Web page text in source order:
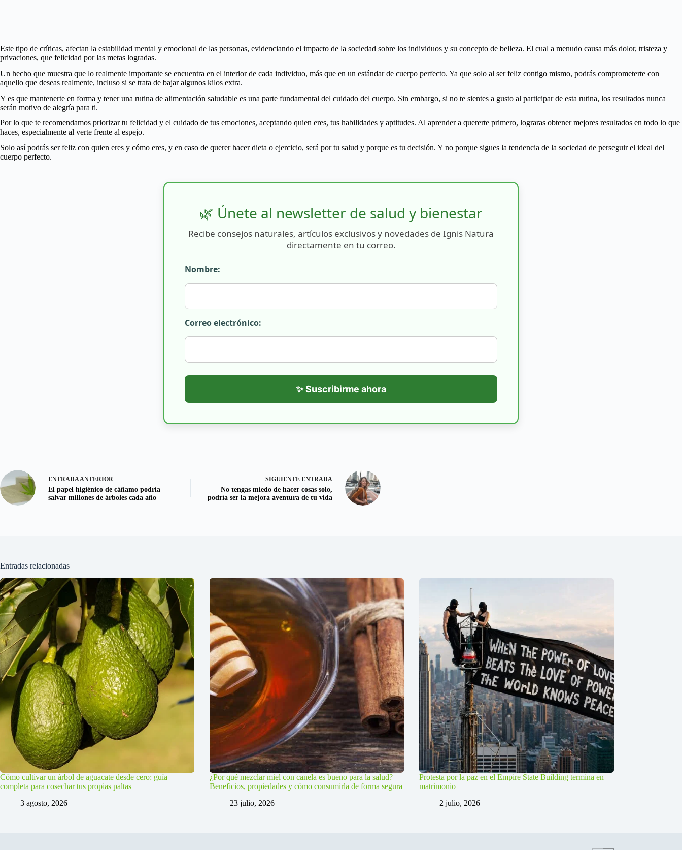
Este tipo de críticas, afectan la estabilidad mental y emocional de las personas, evidenciando el impacto de la sociedad sobre los individuos y su concepto de belleza. El cual a menudo causa más dolor, tristeza y
privaciones, que felicidad por las metas logradas.
Un hecho que muestra que lo realmente importante se encuentra en el interior de cada individuo, más que en un estándar de cuerpo perfecto. Ya que solo al ser feliz contigo mismo, podrás comprometerte con
aquello que deseas realmente, incluso si se trata de bajar algunos kilos extra.
Y es que mantenerte en forma y tener una rutina de alimentación saludable es una parte fundamental del cuidado del cuerpo. Sin embargo, si no te sientes a gusto al participar de esta rutina, los resultados nunca
serán motivo de alegría para ti.
Por lo que te recomendamos priorizar tu felicidad y el cuidado de tus emociones, aceptando quien eres, tus habilidades y aptitudes. Al aprender a quererte primero, lograras obtener mejores resultados en todo lo que
haces, especialmente al verte frente al espejo.
Solo así podrás ser feliz con quien eres y cómo eres, y en caso de querer hacer dieta o ejercicio, será por tu salud y porque es tu decisión. Y no porque sigues la tendencia de la sociedad de perseguir el ideal del
cuerpo perfecto.
🌿 Únete al newsletter de salud y bienestar
Recibe consejos naturales, artículos exclusivos y novedades de Ignis Natura
directamente en tu correo.
Nombre:
Correo electrónico:
✨ Suscribirme ahora
ENTRADA ANTERIOR
El papel higiénico de cáñamo podría
salvar millones de árboles cada año
SIGUIENTE ENTRADA
No tengas miedo de hacer cosas solo,
podría ser la mejora aventura de tu vida
Entradas relacionadas
Cómo cultivar un árbol de aguacate desde cero: guía
completa para cosechar tus propias paltas
3 agosto, 2026
¿Por qué mezclar miel con canela es bueno para la salud?
Beneficios, propiedades y cómo consumirla de forma segura
23 julio, 2026
Protesta por la paz en el Empire State Building termina en
matrimonio
2 julio, 2026